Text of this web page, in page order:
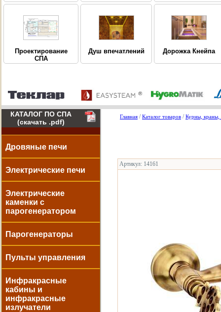
Проектирование
СПА
Душ впечатлений Дорожка Кнейпа
КАТАЛОГ ПО СПА
(скачать .pdf)
Дровяные печи
Электрические печи
Электрические
каменки с
парогенератором
Парогенераторы
Пульты управления
Инфракрасные
кабины и
инфракрасные
излучатели
Главная /Каталог товаров /Курны, краны,
Артикул: 14161